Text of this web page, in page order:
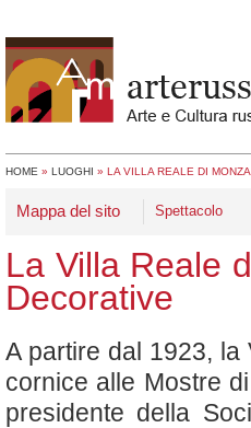
HOME » LUOGHI » LA VILLA REALE DI
Mappa del sito Spettacolo
La Villa Reale
Decorative
A partire dal 1923,
cornice alle Mostre
presidente della